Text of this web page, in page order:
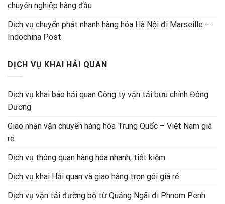
chuyên nghiệp hàng đầu
Dịch vụ chuyển phát nhanh hàng hóa Hà Nội đi Marseille –
Indochina Post
DỊCH VỤ KHAI HẢI QUAN
Dịch vụ khai báo hải quan Công ty vận tải bưu chính Đông
Dương
Giao nhận vận chuyển hàng hóa Trung Quốc – Việt Nam giá
rẻ
Dịch vụ thông quan hàng hóa nhanh, tiết kiệm
Dịch vụ khai Hải quan và giao hàng trọn gói giá rẻ
Dịch vụ vận tải đường bộ từ Quảng Ngãi đi Phnom Penh